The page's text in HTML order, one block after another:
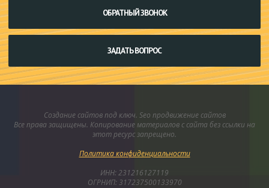
ОБРАТНЫЙ ЗВОНОК
ЗАДАТЬ ВОПРОС
Создание сайтов под ключ. Seo продвижение сайтов
Все права защищены. Копирование материалов с сайта без ссылки на
этот ресурс запрещено.
Политика конфиденциальности
ИНН: 231216127119
ОГРНИП: 317237500133970